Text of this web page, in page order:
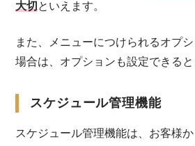
大切 といえます。
また、メニューにつけられるオプ
場合は、オプションも設定できると
スケジュール管理機能
スケジュール管理機能は、お客様